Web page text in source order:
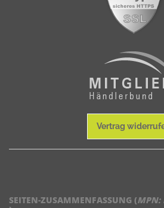
Vertrag
SEITEN-ZUSAMMENFASSUNG (MPN: